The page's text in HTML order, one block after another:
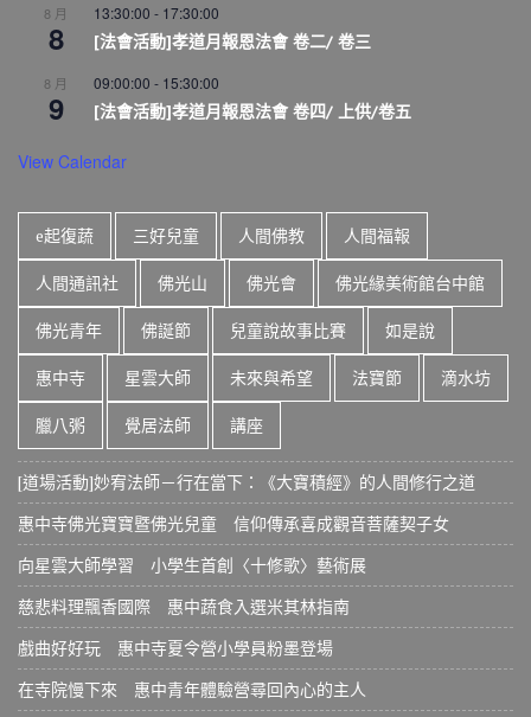
8 月
8
13:30:00 - 17:30:00
[法會活動]孝道月報恩法會 卷二/ 卷三
8 月
9
09:00:00 - 15:30:00
[法會活動]孝道月報恩法會 卷四/ 上供/卷五
View Calendar
e起復蔬 三好兒童 人間佛教 人間福報
人間通訊社 佛光山 佛光會 佛光緣美術館台中館
佛光青年 佛誕節 兒童說故事比賽 如是說
惠中寺 星雲大師 未來與希望 法寶節 滴水坊
臘八粥 覺居法師 講座
[道場活動]妙宥法師－行在當下：《大寶積經》的人間修行之道
惠中寺佛光寶寶暨佛光兒童 信仰傳承喜成觀音菩薩契子女
向星雲大師學習 小學生首創〈十修歌〉藝術展
慈悲料理飄香國際 惠中蔬食入選米其林指南
戲曲好好玩 惠中寺夏令營小學員粉墨登場
在寺院慢下來 惠中青年體驗營尋回內心的主人